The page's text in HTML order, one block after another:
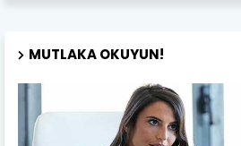
MUTLAKA OKUYUN!